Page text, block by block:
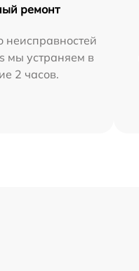
ремонт
неисправностей
мы устраняем в
2 часов.